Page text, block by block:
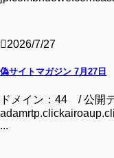
2026/7/27
偽サイトマガジン 7月27日
ドメイン：44 / 公開
...